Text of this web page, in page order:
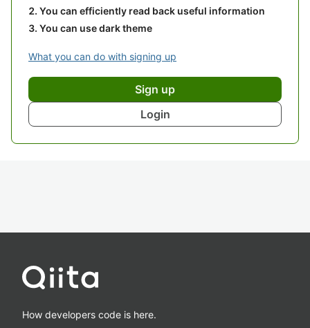
You can efficiently read back useful information
You can use dark theme
What you can do with signing up
Sign up
Login
How developers code is here.